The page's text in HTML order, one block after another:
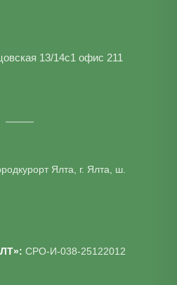
13/14с1 офис 211
Ялта, г. Ялта, ш.
СРО-И-038-25122012